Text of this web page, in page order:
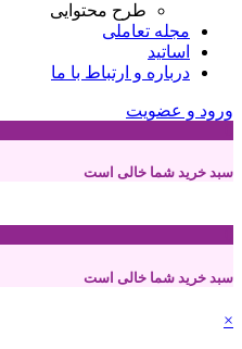
طرح محتوایی
مجله تعاملی
اساتید
درباره و ارتباط با ما
ورود و عضویت
سبد خرید شما خالی است
سبد خرید شما خالی است
×